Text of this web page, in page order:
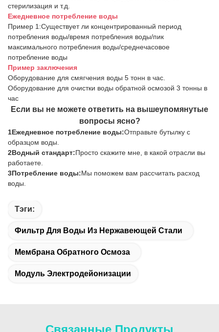
стерилизация и т.д.
Ежедневное потребление воды
Пример 1:Существует ли концентрированный период
потребления воды/время потребления воды/пик
максимального потребления воды/среднечасовое
потребление воды
Пример заключения
Оборудование для смягчения воды 5 тонн в час.
Оборудование для очистки воды обратной осмозой 3 тонны в
час
Если вы не можете ответить на вышеупомянутые
вопросы ясно?
1Ежедневное потребление воды:Отправьте бутылку с
образцом воды.
2Водный стандарт:Просто скажите мне, в какой отрасли вы
работаете.
3Потребление воды:Мы поможем вам рассчитать расход
воды.
Тэги:
Фильтр Для Воды Из Нержавеющей Стали
Мембрана Обратного Осмоза
Модуль Электродейонизации
Связанные Продукты